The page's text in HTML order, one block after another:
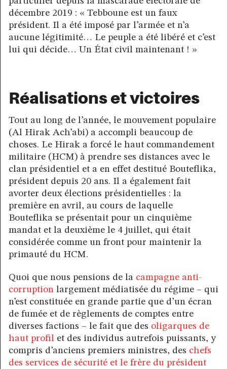
décembre 2019 : « Tebboune est un faux
président. Il a été imposé par l’armée et n’a
aucune légitimité… Le peuple a été libéré et c’est
lui qui décide… Un État civil maintenant ! »
Réalisations et victoires
Tout au long de l’année, le mouvement populaire
(Al Hirak Ach’abi) a accompli beaucoup de
choses. Le Hirak a forcé le haut commandement
militaire (HCM) à prendre ses distances avec le
clan présidentiel et a en effet destitué Bouteflika,
président depuis 20 ans. Il a également fait
avorter deux élections présidentielles : la
première en avril, au cours de laquelle
Bouteflika se présentait pour un cinquième
mandat et la deuxième le 4 juillet, qui était
considérée comme un front pour maintenir la
primauté du HCM.
Quoi que nous pensions de la campagne anti-
corruption largement médiatisée du régime – qui
n’est constituée en grande partie que d’un écran
de fumée et de règlements de comptes entre
diverses factions – le fait que des oligarques de
haut profil et des individus autrefois puissants, y
compris d’anciens premiers ministres, des chefs
des services de sécurité et le frère du président